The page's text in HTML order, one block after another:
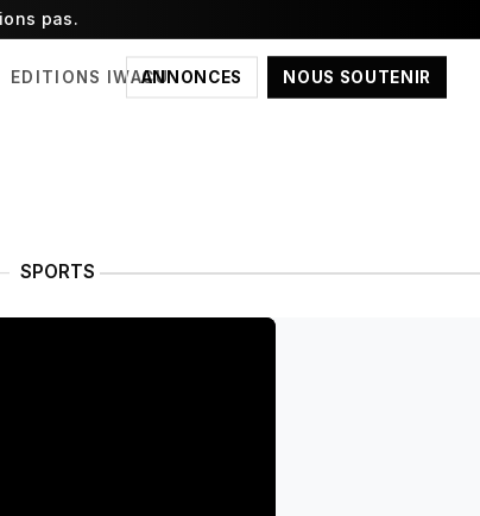
pas.
ANNONCES NOUS SOUTENIR
EDITIONS IWACU
SPORTS